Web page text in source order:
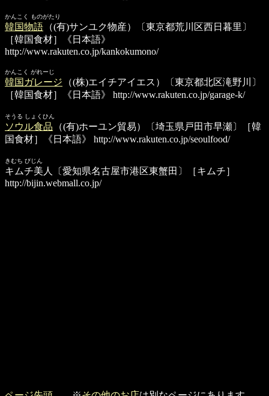
かんこく ものがたり
韓国物語 （(有)サンユク物産）〔東京都荒川区西日暮里〕
［韓国食材］《日本語》
http://www.rakuten.co.jp/kankokumono/
かんこく がれーじ
韓国ガレージ
（(株)エイチアイエス）〔東京都北区滝野川〕
［韓国食材］《日本語》
http://www.rakuten.co.jp/garage-k/
そうる しょくひん
ソウル食品
（(有)ホーユン貿易）〔埼玉県戸田市早瀬〕［韓
国食材］《日本語》
http://www.rakuten.co.jp/seoulfood/
きむち びじん
キムチ美人
〔愛知県名古屋市港区東蟹田〕［キムチ］
http://bijin.webmall.co.jp/